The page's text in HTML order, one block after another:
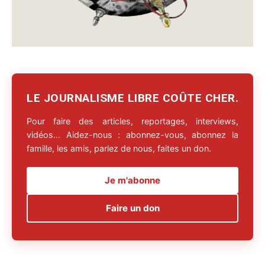
LE JOURNALISME LIBRE COÛTE CHER.
Pour faire des articles, reportages, interviews,
vidéos… Aidez-nous : abonnez-vous, abonnez la
famille, les amis, parlez de nous, faites un don.
Je m'abonne
Faire un don